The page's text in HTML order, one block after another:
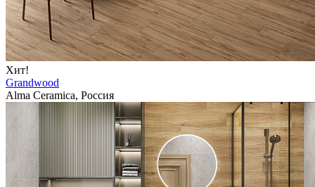
Хит!
Grandwood
Alma Ceramica, Россия